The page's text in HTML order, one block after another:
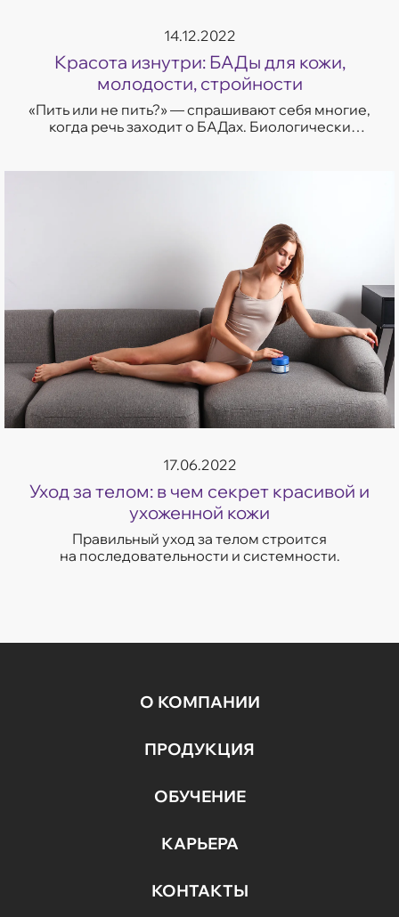
14.12.2022
Красота изнутри: БАДы для кожи,
молодости, стройности
«Пить или не пить?» — спрашивают себя многие,
когда речь заходит о БАДах. Биологически
17.06.2022
Уход за телом: в чем секрет красивой и
ухоженной кожи
Правильный уход за телом строится
на последовательности и системности.
О КОМПАНИИ
ПРОДУКЦИЯ
ОБУЧЕНИЕ
КАРЬЕРА
КОНТАКТЫ